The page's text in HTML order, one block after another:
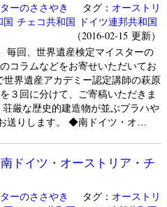
ーのささやき タグ： オーストリ
国 チェコ共和国 ドイツ連邦共和国
（2016-02-15 更新）
毎回、世界遺産検定マイスターの
コラムなどをお寄せいただいてお
界遺産アカデミー認定講師の萩原
３回に分けて、ご寄稿いただきま
厳な歴史的建造物が並ぶプラハや
送りします。 ◆南ドイツ・オ…
ドイツ・オーストリア・チ
ーのささやき タグ： オーストリ